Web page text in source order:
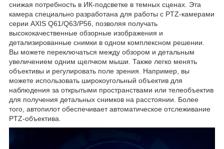
снижая потребность в ИК-подсветке в темных сценах. Эта
камера специально разработана для работы с PTZ-камерами
серии AXIS Q61/Q63/P56, позволяя получать
высококачественные обзорные изображения и
детализированные снимки в одном комплексном решении.
Вы можете переключаться между обзором и детальным
увеличением одним щелчком мыши. Также легко менять
объективы и регулировать поле зрения. Например, вы
можете использовать широкоугольный объектив для
наблюдения за открытыми пространствами или телеобъектив
для получения детальных снимков на расстоянии. Более
того, автопилот обеспечивает автоматическое отслеживание
PTZ-объектива.